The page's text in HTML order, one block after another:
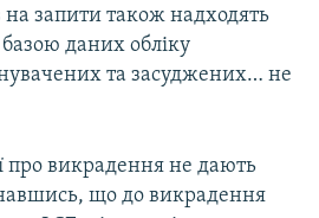
на запити також надходять
базою даних обліку
та засуджених… не
про викрадення не дають
що до викрадення